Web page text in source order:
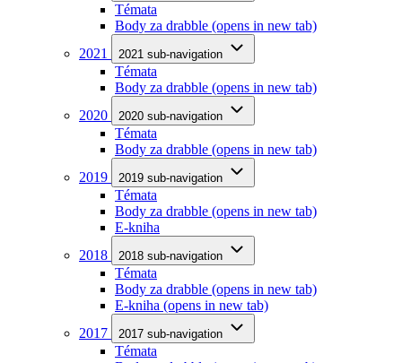
Témata
Body za drabble (opens in new tab)
2021
2021 sub-navigation
Témata
Body za drabble (opens in new tab)
2020
2020 sub-navigation
Témata
Body za drabble (opens in new tab)
2019
2019 sub-navigation
Témata
Body za drabble (opens in new tab)
E-kniha
2018
2018 sub-navigation
Témata
Body za drabble (opens in new tab)
E-kniha (opens in new tab)
2017
2017 sub-navigation
Témata